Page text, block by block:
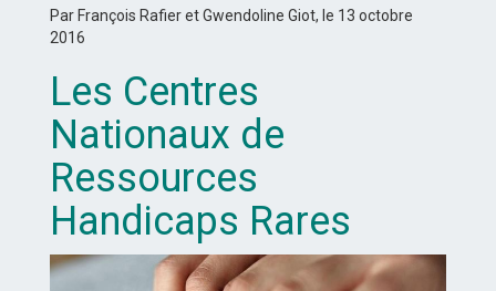
Par François Rafier et Gwendoline Giot, le 13 octobre
2016
Les Centres
Nationaux de
Ressources
Handicaps Rares